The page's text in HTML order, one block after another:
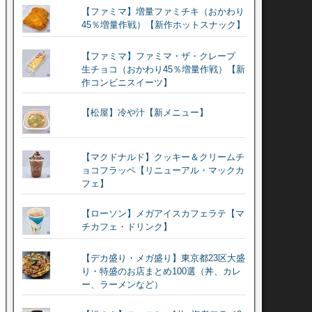
【ファミマ】増量ファミチキ（おかわり
45％増量作戦）【新作ホットスナック】
【ファミマ】ファミマ・ザ・クレープ
生チョコ（おかわり45％増量作戦）【新
作コンビニスイーツ】
【松屋】冷や汁【新メニュー】
【マクドナルド】クッキー＆クリームチ
ョコフラッペ【リニューアル・マックカ
フェ】
【ローソン】メガアイスカフェラテ【マ
チカフェ・ドリンク】
【デカ盛り・メガ盛り】東京都23区大盛
り・特盛のお店まとめ100選（丼、カレ
ー、ラーメンなど）